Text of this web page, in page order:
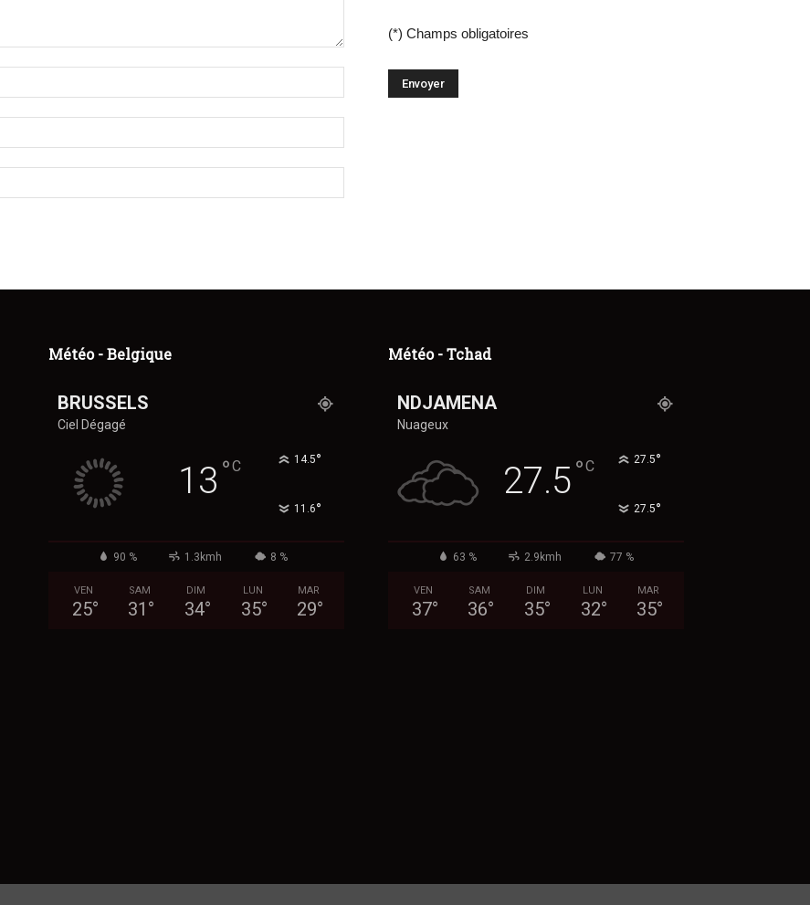
(*) Champs obligatoires
Météo - Belgique
BRUSSELS
Ciel Dégagé
13 °C 14.5°
11.6°
90 % 1.3kmh 8 %
VEN
25°
SAM
31 °
DIM
34°
LUN
35°
MAR
29°
Météo - Tchad
NDJAMENA
Nuageux
27.5°C 27.5°
27.5°
63 % 2.9kmh 77 %
VEN
37°
SAM
36°
DIM
35°
LUN
32°
MAR
35°